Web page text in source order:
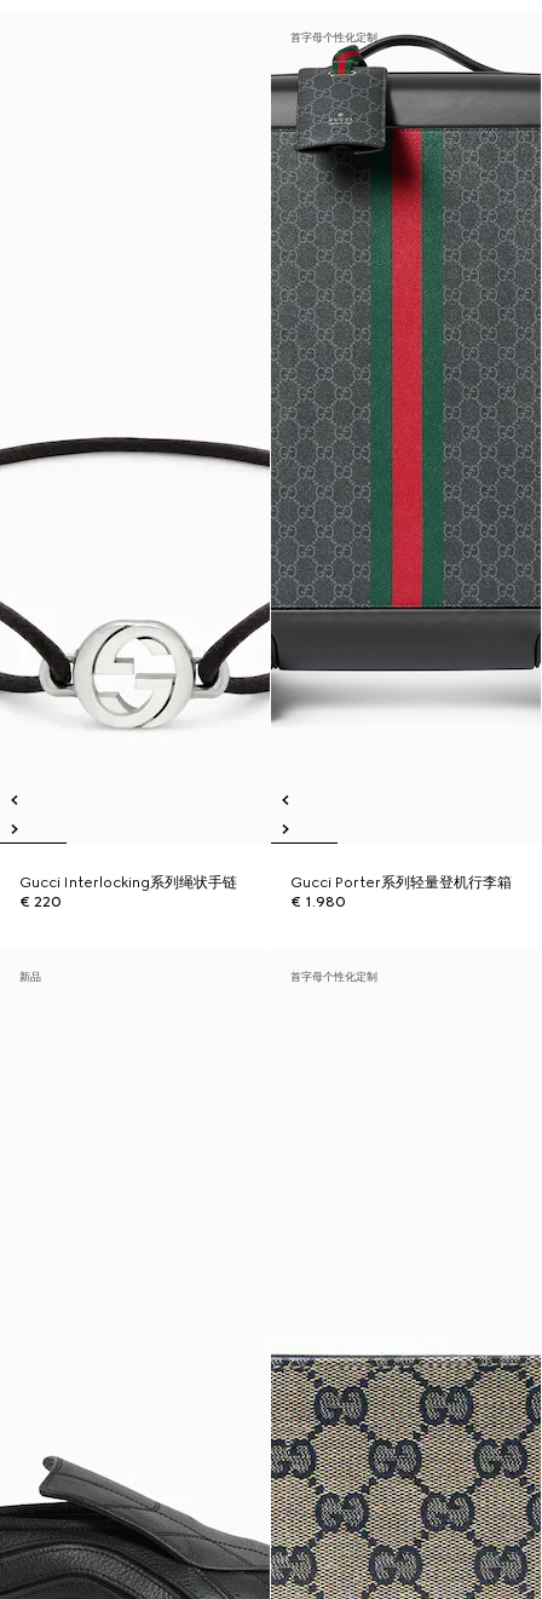
Gucci Interlocking系列绳状手链
€ 220
首字母个性化定制
Gucci Porter系列轻量登机行李箱
€ 1.980
新品 首字母个性化定制